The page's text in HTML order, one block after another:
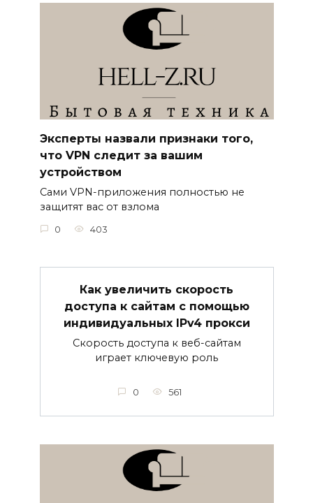
Эксперты назвали признаки того,
что VPN следит за вашим
устройством
Сами VPN-приложения полностью не
защитят вас от взлома
0 403
Как увеличить скорость
доступа к сайтам с помощью
индивидуальных IPv4 прокси
Скорость доступа к веб-сайтам
играет ключевую роль
0 561